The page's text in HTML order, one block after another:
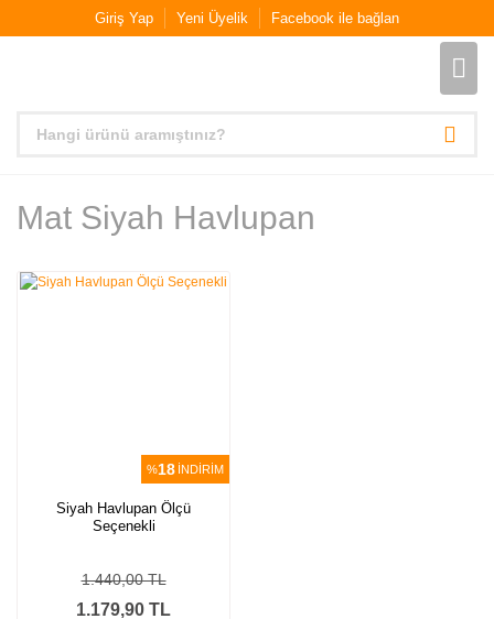
Giriş Yap Yeni Üyelik Facebook ile bağlan
Mat Siyah Havlupan
%18 İNDİRİM
Siyah Havlupan Ölçü
Seçenekli
1.179,90 TL
1.440,00 TL